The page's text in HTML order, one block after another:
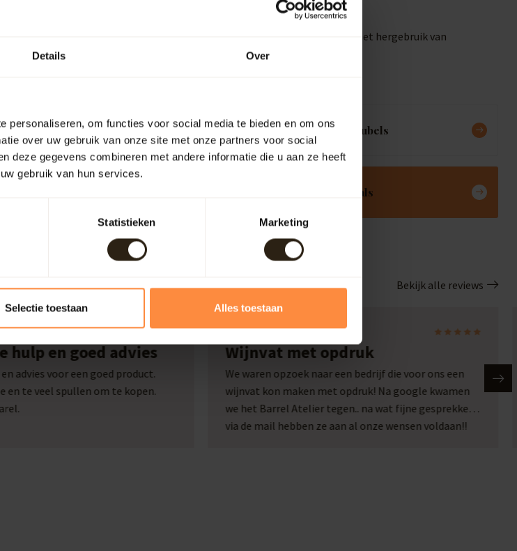
Details Over
personaliseren, om functies voor social media te bieden en om ons
over uw gebruik van onze site met onze partners voor social
deze gegevens combineren met andere informatie die u aan ze heeft
gebruik van hun services.
Statistieken Marketing
Selectie toestaan Alles toestaan
Hiermee kun je eenvoudig een gieter vullen of je tuin besproeien, wat het hergebruik van
Outdoor Meubels
Deals
Bekijk alle reviews
hulp en goed advies
advies voor een goed product.
en te veel spullen om te kopen.
Laura
Wijnvat met opdruk
We waren opzoek naar een bedrijf die voor ons een
wijnvat kon maken met opdruk! Na google kwamen
we het Barrel Atelier tegen.. na wat fijne gesprekken
via de mail hebben ze aan al onze wensen voldaan!!